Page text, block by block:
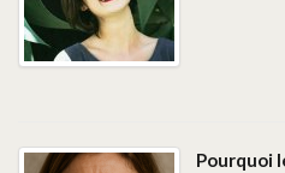
Pourquoi